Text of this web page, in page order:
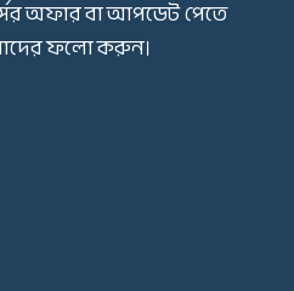
অফার বা আপডেট পেতে
ফলো করুন।